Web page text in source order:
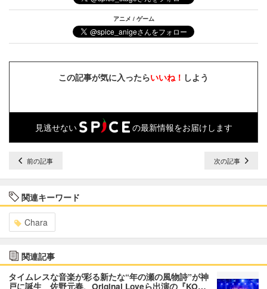
アニメ / ゲーム
この記事が気に入ったらいいね！ しよう
見逃せない の最新情報をお届けします
前の記事 次の記事
関連キーワード
Chara
関連記事
タイムレスな音楽が彩る新たな“年の瀬の風物詩”が神
戸に誕生 佐野元春、Original Loveら出演の『KO…